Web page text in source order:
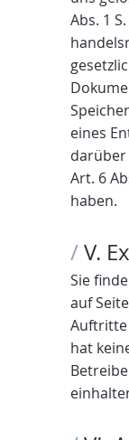
Abs. 1
eines
darüber
Art. 6
haben.
/V.
Sie
auf
Auftritte
hat